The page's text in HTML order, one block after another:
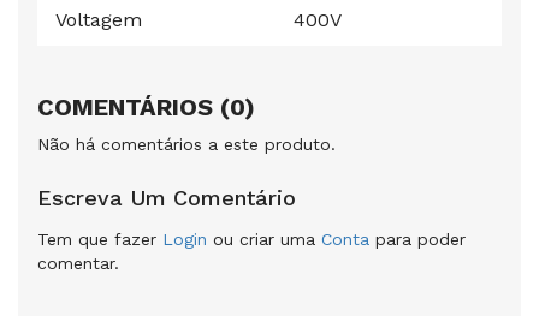
Voltagem 400V
COMENTÁRIOS (0)
Não há comentários a este produto.
Escreva Um Comentário
Tem que fazer Login ou criar uma Conta para poder
comentar.